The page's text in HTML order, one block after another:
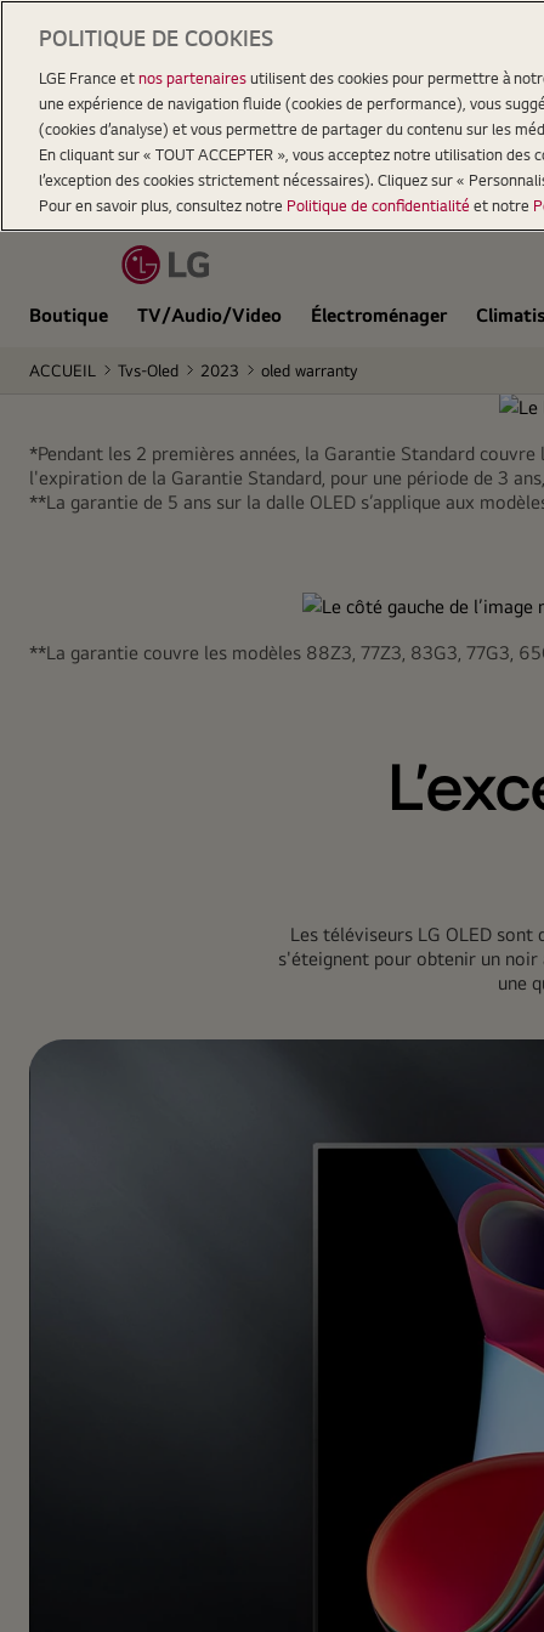
Boutique TV/Audio/Video Électroménager
ACCUEIL Tvs-Oled 2023 oled warranty
*Pendant les 2 premières années, la Garantie Standard
l'expiration de la Garantie Standard, pour une période de 3
**La garantie de 5 ans sur la dalle OLED s’applique aux
**La garantie couvre les modèles 88Z3, 77Z3, 83G3, 77G3,
Les téléviseurs LG OLED
s'éteignent pour obtenir un noir
une
POLITIQUE DE COOKIES
LGE France etnos partenairesutilisent des cookies pour permettre à
une expérience de navigation fluide (cookies de performance), vous
(cookies d’analyse) et vous permettre de partager du contenu sur les
En cliquant sur « TOUT ACCEPTER », vous acceptez notre utilisation
l’exception des cookies strictement nécessaires). Cliquez sur «
Pour en savoir plus, consultez notre Politique de confidentialité et notre